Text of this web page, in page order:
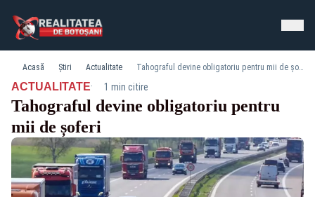
Acasă Știri Actualitate Tahograful devine obligatoriu pentru mii de șoferi
ACTUALITATE· 1 min citire
Tahograful devine obligatoriu pentru
mii de șoferi